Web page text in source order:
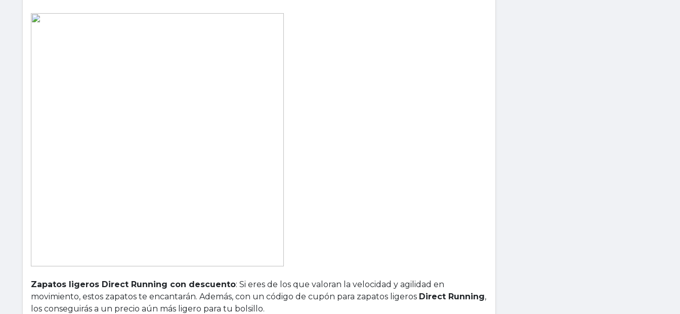
Zapatos ligeros Direct Running con descuento: Si eres de los que valoran la velocidad y agilidad en
movimiento, estos zapatos te encantarán. Además, con un código de cupón para zapatos ligeros Direct Running,
los conseguirás a un precio aún más ligero para tu bolsillo.